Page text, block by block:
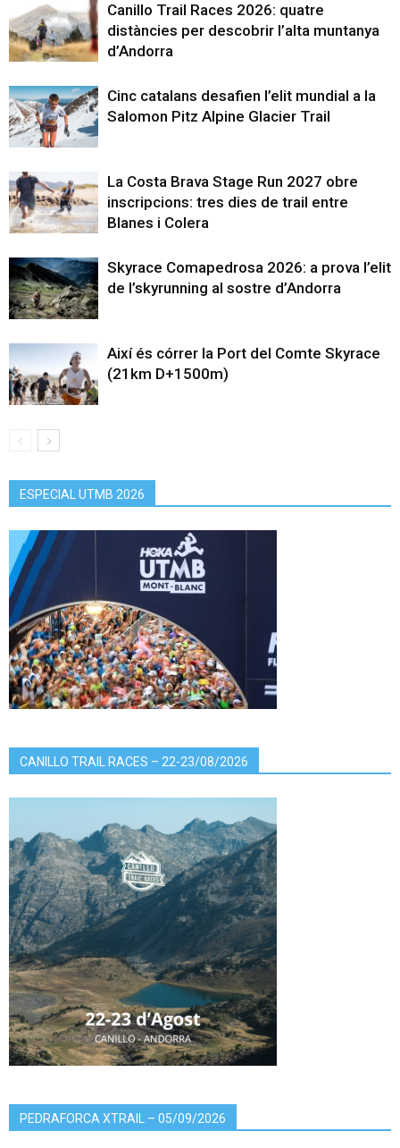
Canillo Trail Races 2026: quatre
distàncies per descobrir l’alta muntanya
d’Andorra
Cinc catalans desafien l’elit mundial a la
Salomon Pitz Alpine Glacier Trail
La Costa Brava Stage Run 2027 obre
inscripcions: tres dies de trail entre
Blanes i Colera
Skyrace Comapedrosa 2026: a prova l’elit
de l’skyrunning al sostre d’Andorra
Així és córrer la Port del Comte Skyrace
(21km D+1500m)
ESPECIAL UTMB 2026
CANILLO TRAIL RACES – 22-23/08/2026
PEDRAFORCA XTRAIL – 05/09/2026